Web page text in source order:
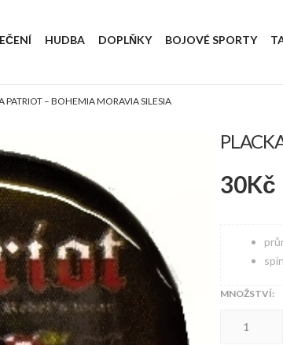
HUDBA DOPLŇKY BOJOVÉ SPORTY
PATRIOT – BOHEMIA MORAVIA SILESIA
30Kč
MNOŽSTVÍ:
Patriot